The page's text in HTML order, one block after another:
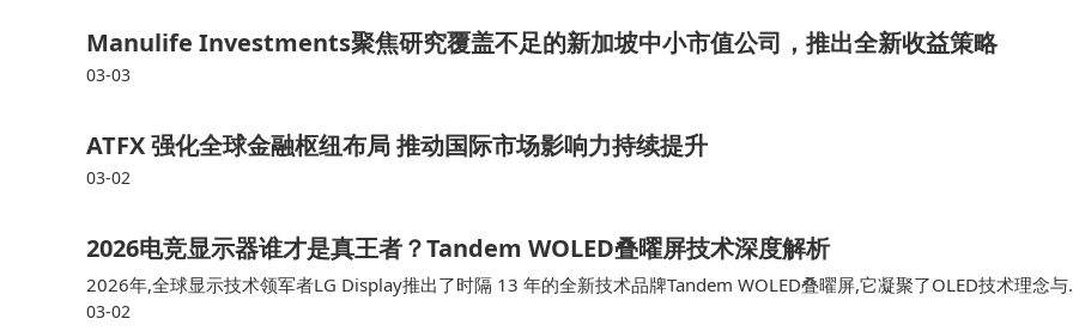
Manulife Investments聚焦研究覆盖不足的新加坡中小市值公司，推出全新收益策略
03-03
ATFX 强化全球金融枢纽布局 推动国际市场影响力持续提升
03-02
2026电竞显示器谁才是真王者？Tandem WOLED叠曜屏技术深度解析
2026年,全球显示技术领军者LG Display推出了时隔 13 年的全新技术品牌Tandem WOLED叠曜屏,它凝聚了OLED技术理念与
特的客户价值。Tandem WOLED叠曜屏基于真彩叠屏2.0技术(Primary RGB Tandem 2.0)技术,融入更为精细的像素结构与先
03-02